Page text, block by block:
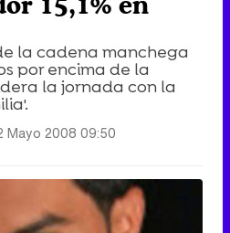
la cadena manchega
por encima de la
la jornada con la
Mayo 2008 09:50